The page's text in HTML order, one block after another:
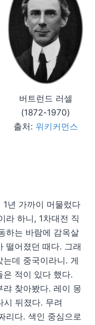
버트런드 러셀
(1872-1970)
출처: 위키커먼스
년 가까이 머물렀다
라 하니, 1차대전 직
하는 바람에 감옥살
떨어졌던 때다. 그래
데 중국이라니. 게
은 적이 있다 했다.
찾아봤다. 레이 몽
시 뒤졌다. 무려
리다. 색인 중심으로